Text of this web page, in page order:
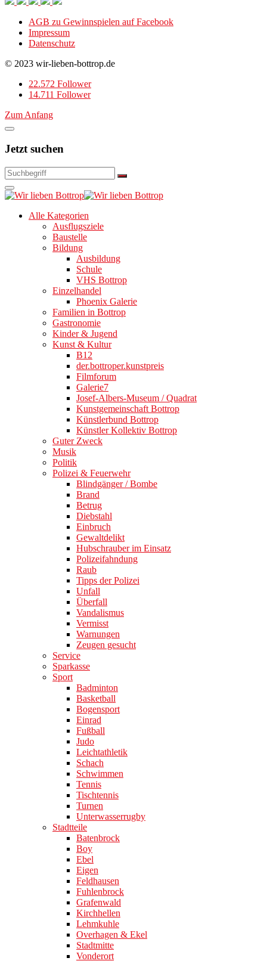
AGB zu Gewinnspielen auf Facebook
Impressum
Datenschutz
© 2023 wir-lieben-bottrop.de
22.572 Follower
14.711 Follower
Zum Anfang
Jetzt suchen
Alle Kategorien
Ausflugsziele
Baustelle
Bildung
Ausbildung
Schule
VHS Bottrop
Einzelhandel
Phoenix Galerie
Familien in Bottrop
Gastronomie
Kinder & Jugend
Kunst & Kultur
B12
der.bottroper.kunstpreis
Filmforum
Galerie7
Josef-Albers-Museum / Quadrat
Kunstgemeinschaft Bottrop
Künstlerbund Bottrop
Künstler Kollektiv Bottrop
Guter Zweck
Musik
Politik
Polizei & Feuerwehr
Blindgänger / Bombe
Brand
Betrug
Diebstahl
Einbruch
Gewaltdelikt
Hubschrauber im Einsatz
Polizeifahndung
Raub
Tipps der Polizei
Unfall
Überfall
Vandalismus
Vermisst
Warnungen
Zeugen gesucht
Service
Sparkasse
Sport
Badminton
Basketball
Bogensport
Einrad
Fußball
Judo
Leichtathletik
Schach
Schwimmen
Tennis
Tischtennis
Turnen
Unterwasserrugby
Stadtteile
Batenbrock
Boy
Ebel
Eigen
Feldhausen
Fuhlenbrock
Grafenwald
Kirchhellen
Lehmkuhle
Overhagen & Ekel
Stadtmitte
Vonderort